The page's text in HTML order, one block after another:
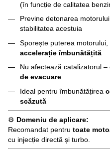
(în funcție de calitatea
Previne detonarea
stabilitatea acestuia
Sporește puterea motorului,
accelerație îmbunătățită
Nu afectează catalizatorul –
de evacuare
Ideal pentru îmbunătățirea
scăzută
⚙️ Domeniu de aplicare:
Recomandat pentru toate
cu injecție directă și turbo.